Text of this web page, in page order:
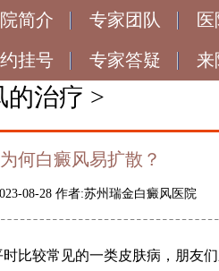
简介 专家团队
挂号 专家答疑 来
的治疗 >
为何白癜风易扩散？
08-28 作者:苏州瑞金白癜风医院
较常见的一类皮肤病，朋友们